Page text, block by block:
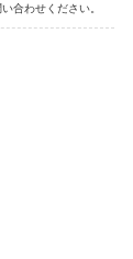
合わせください。